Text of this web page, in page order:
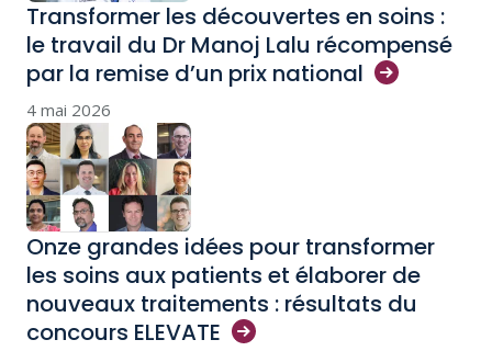
Transformer les découvertes en soins :
le travail du Dr Manoj Lalu récompensé
par la remise d’un prix national
4 mai 2026
Onze grandes idées pour transformer
les soins aux patients et élaborer de
nouveaux traitements : résultats du
concours ELEVATE